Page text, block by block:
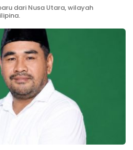
dari Nusa Utara, wilayah